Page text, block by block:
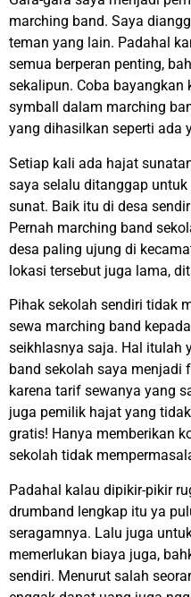
marching band. Saya
teman yang lain. Padahal
semua berperan penting,
sekalipun. Coba
symball dalam marching
yang dihasilkan seperti ada
Setiap kali ada hajat
saya selalu ditanggap
sunat. Baik itu di desa
Pernah marching band
desa paling ujung di
lokasi tersebut juga lama,
Pihak sekolah sendiri tidak
sewa marching band
seikhlasnya saja. Hal itulah
band sekolah saya menjadi
karena tarif sewanya yang
juga pemilik hajat yang
gratis! Hanya memberikan
sekolah tidak
Padahal kalau dipikir-pikir
drumband lengkap itu ya
seragamnya. Lalu juga
memerlukan biaya juga,
sendiri. Menurut salah